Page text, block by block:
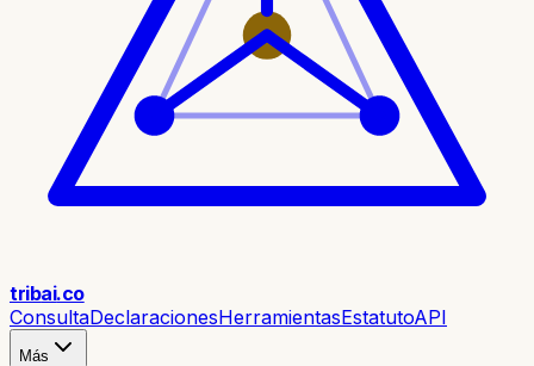
tribai.co
ConsultaDeclaracionesHerramientasEstatutoAPI
Más